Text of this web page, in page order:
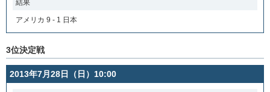
結果
アメリカ 9 - 1 日本
3位決定戦
2013年7月28日（日）10:00